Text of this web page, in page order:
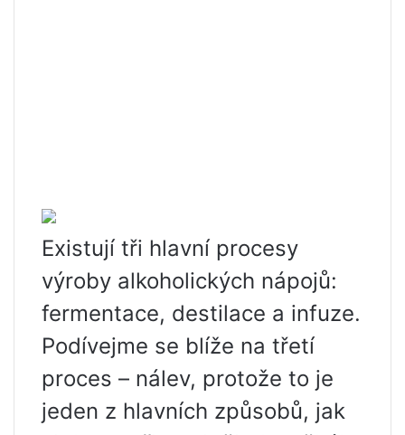
Existují tři hlavní procesy
výroby alkoholických nápojů:
fermentace, destilace a infuze.
Podívejme se blíže na třetí
proces – nálev, protože to je
jeden z hlavních způsobů, jak